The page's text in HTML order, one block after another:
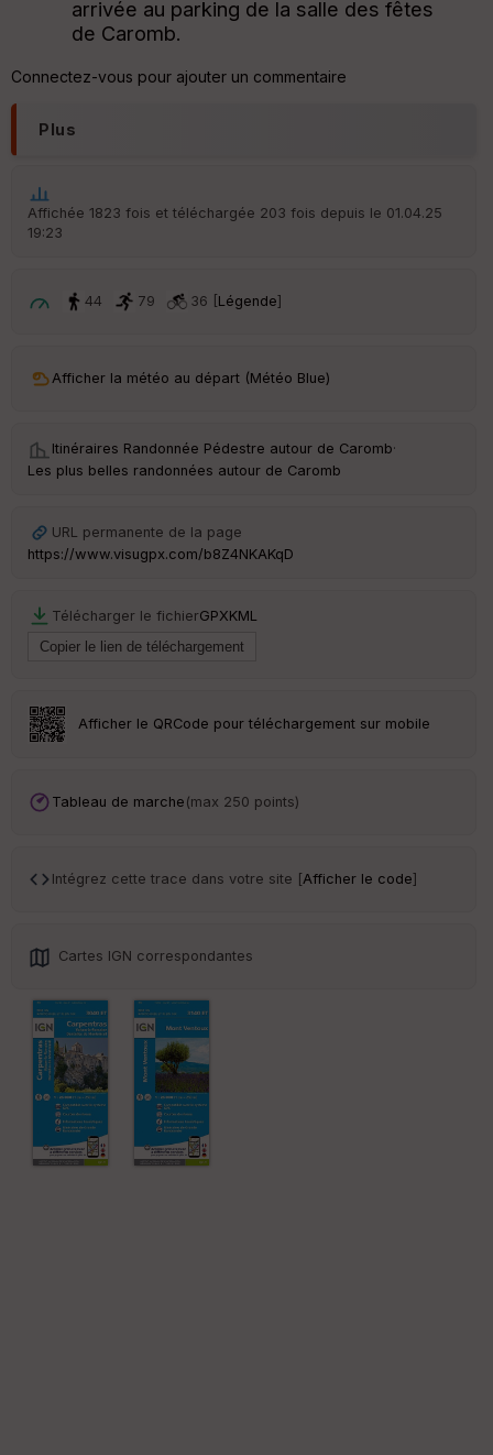
arrivée au parking de la salle des fêtes
de Caromb.
Connectez-vous pour ajouter un commentaire
Plus
Affichée 1823 fois et téléchargée 203 fois depuis le 01.04.25
19:23
44 79 36 [ Légende]
Afficher la météo au départ (Météo Blue)
Itinéraires Randonnée Pédestre autour de Caromb·
Les plus belles randonnées autour de Caromb
URL permanente de la page
https://www.visugpx.com/b8Z4NKAKqD
Télécharger le fichierGPXKML
Afficher le QRCode pour téléchargement sur mobile
Tableau de marche (max 250 points)
Intégrez cette trace dans votre site [Afficher le code]
Cartes IGN correspondantes